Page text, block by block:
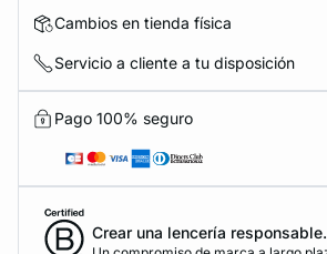
Cambios en tienda física
Servicio a cliente a tu disposición
Pago 100% seguro
Crear una lencería responsable.